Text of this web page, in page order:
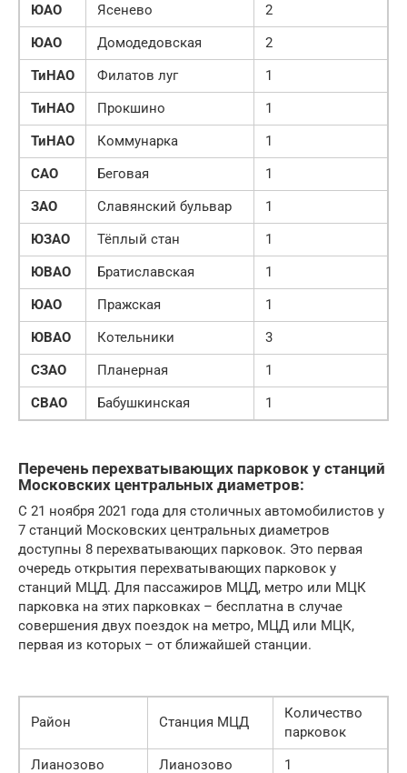
ЮАО
Ясенево
2
ЮАО
Домодедовская
2
ТиНАО
Филатов луг
1
ТиНАО
Прокшино
1
ТиНАО
Коммунарка
1
САО
Беговая
1
ЗАО
Славянский бульвар
1
ЮЗАО
Тёплый стан
1
ЮВАО
Братиславская
1
ЮАО
Пражская
1
ЮВАО
Котельники
3
СЗАО
Планерная
1
СВАО
Бабушкинская 1
Перечень перехватывающих парковок у станций
Московских центральных диаметров:
С 21 ноября 2021 года для столичных автомобилистов у
7 станций Московских центральных диаметров
доступны 8 перехватывающих парковок. Это первая
очередь открытия перехватывающих парковок у
станций МЦД. Для пассажиров МЦД, метро или МЦК
парковка на этих парковках – бесплатна в случае
совершения двух поездок на метро, МЦД или МЦК,
первая из которых – от ближайшей станции.
Район Станция МЦД
Количество
парковок
Лианозово
Лианозово 1